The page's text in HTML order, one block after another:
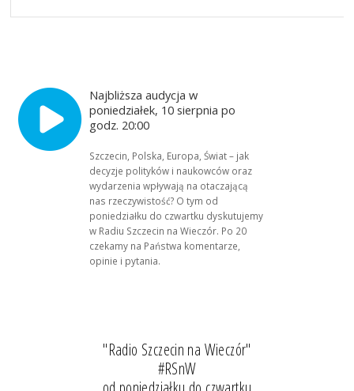
Najbliższa audycja w
poniedziałek, 10 sierpnia po
godz. 20:00
Szczecin, Polska, Europa, Świat – jak
decyzje polityków i naukowców oraz
wydarzenia wpływają na otaczającą
nas rzeczywistość? O tym od
poniedziałku do czwartku dyskutujemy
w Radiu Szczecin na Wieczór. Po 20
czekamy na Państwa komentarze,
opinie i pytania.
"Radio Szczecin na Wieczór"
#RSnW